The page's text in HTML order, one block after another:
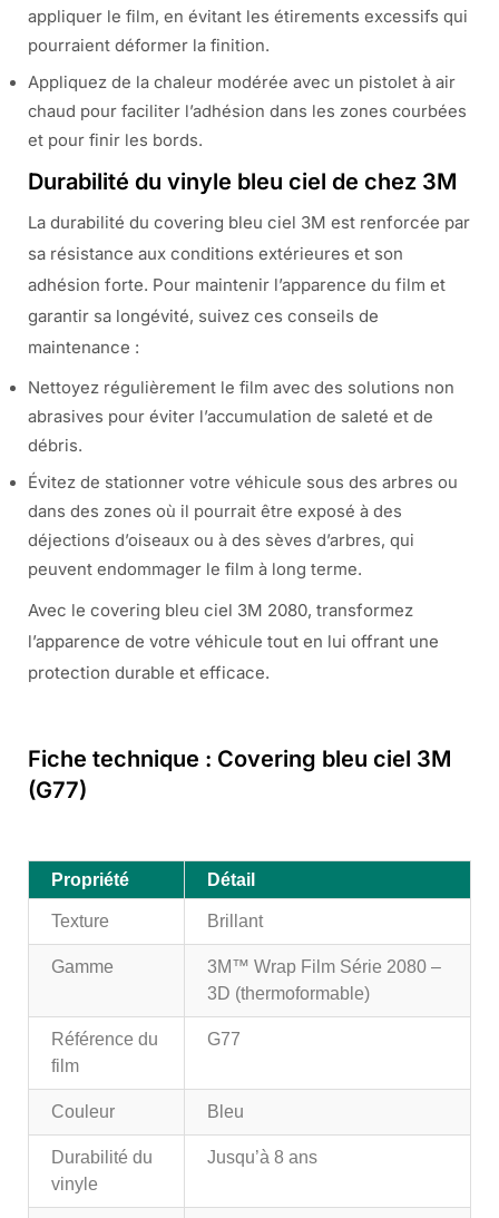
appliquer le film, en évitant les étirements excessifs qui
pourraient déformer la finition.
Appliquez de la chaleur modérée avec un pistolet à air
chaud pour faciliter l’adhésion dans les zones courbées
et pour finir les bords.
Durabilité du vinyle bleu ciel de chez 3M
La durabilité du covering bleu ciel 3M est renforcée par
sa résistance aux conditions extérieures et son
adhésion forte. Pour maintenir l’apparence du film et
garantir sa longévité, suivez ces conseils de
maintenance :
Nettoyez régulièrement le film avec des solutions non
abrasives pour éviter l’accumulation de saleté et de
débris.
Évitez de stationner votre véhicule sous des arbres ou
dans des zones où il pourrait être exposé à des
déjections d’oiseaux ou à des sèves d’arbres, qui
peuvent endommager le film à long terme.
Avec le covering bleu ciel 3M 2080, transformez
l’apparence de votre véhicule tout en lui offrant une
protection durable et efficace.
Fiche technique : Covering bleu ciel 3M
(G77)
Propriété Détail
Texture Brillant
Gamme
3M™ Wrap Film Série 2080 –
3D (thermoformable)
Référence du
film
G77
Couleur Bleu
Durabilité du
vinyle
Jusqu’à 8 ans